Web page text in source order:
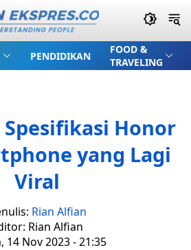
PENDIDIKAN
FOOD &
TRAVELING
Honor
yang Lagi
Viral
Rian Alfian
Rian Alfian
14 Nov 2023 - 21:35